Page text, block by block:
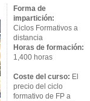
Forma de
impartición:
Ciclos Formativos a
distancia
Horas de formación:
1,400 horas
Coste del curso: El
precio del ciclo
formativo de FP a